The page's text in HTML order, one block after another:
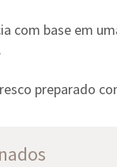
com base em
preparado